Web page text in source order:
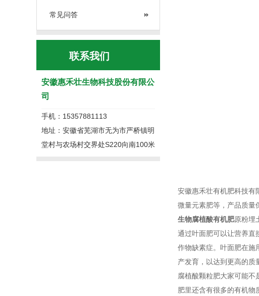
常见问答
联系我们
安徽惠禾壮生物科技股份有限公
司
手机：15357881113
地址：安徽省芜湖市无为市严桥镇明
堂村与农场村交界处S220向南100米
安徽惠禾壮有机肥科技有
微量元素肥等，产品质量
生物腐植酸有机肥原粉埋
通过叶面肥可以让营养直
作物缺素症。叶面肥在施
产发育，以达到更高的质
腐植酸颗粒肥大家可能不
肥里还含有很多的有机